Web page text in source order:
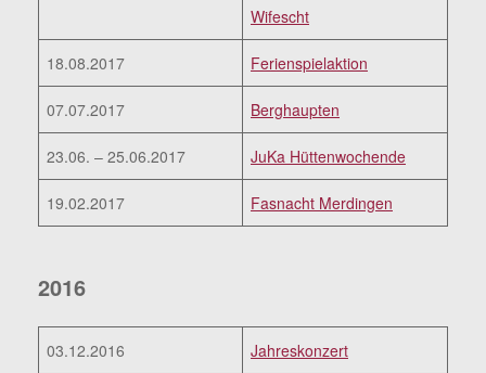
Wifescht
18.08.2017 Ferienspielaktion
07.07.2017 Berghaupten
23.06. – 25.06.2017 JuKa Hüttenwochende
19.02.2017 Fasnacht Merdingen
2016
03.12.2016 Jahreskonzert